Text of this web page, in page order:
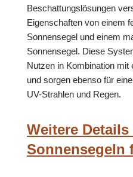
Beschattungslösungen
Eigenschaften von einem
Sonnensegel und einem
Sonnensegel. Diese
Nutzen in Kombination mit
und sorgen ebenso für
UV-Strahlen und Regen.
Weitere
Sonnensegeln